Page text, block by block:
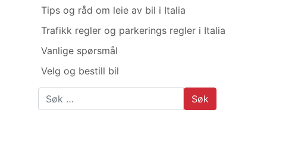
Tips og råd om leie av bil i Italia
Trafikk regler og parkerings regler i Italia
Vanlige spørsmål
Velg og bestill bil